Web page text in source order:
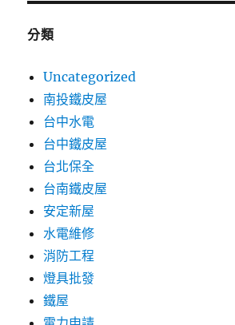
分類
Uncategorized
南投鐵皮屋
台中水電
台中鐵皮屋
台北保全
台南鐵皮屋
安定新屋
水電維修
消防工程
燈具批發
鐵屋